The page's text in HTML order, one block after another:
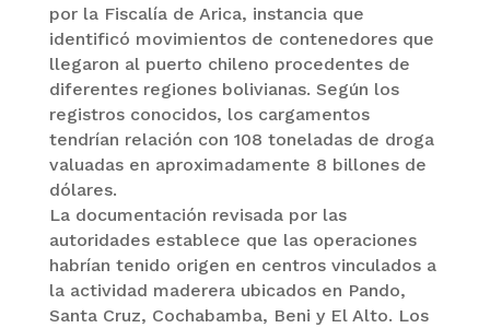
por la Fiscalía de Arica, instancia que
identificó movimientos de contenedores que
llegaron al puerto chileno procedentes de
diferentes regiones bolivianas. Según los
registros conocidos, los cargamentos
tendrían relación con 108 toneladas de droga
valuadas en aproximadamente 8 billones de
dólares.
La documentación revisada por las
autoridades establece que las operaciones
habrían tenido origen en centros vinculados a
la actividad maderera ubicados en Pando,
Santa Cruz, Cochabamba, Beni y El Alto. Los